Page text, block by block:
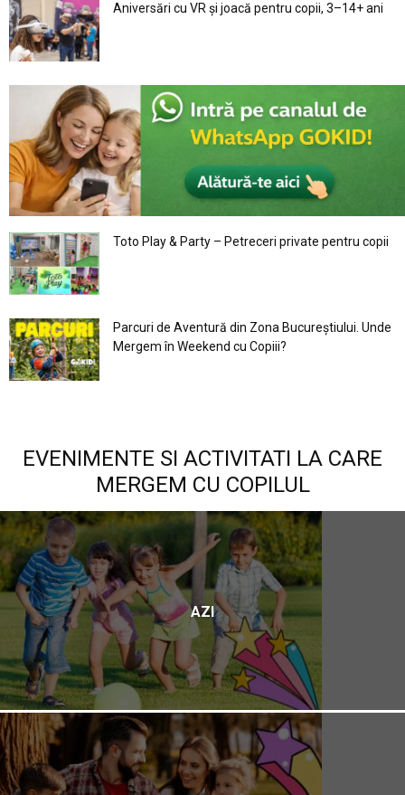
Aniversări cu VR și joacă pentru copii, 3–14+ ani
Toto Play & Party – Petreceri private pentru copii
Parcuri de Aventură din Zona Bucureştiului. Unde
Mergem în Weekend cu Copiii?
EVENIMENTE SI ACTIVITATI LA CARE
MERGEM CU COPILUL
AZI